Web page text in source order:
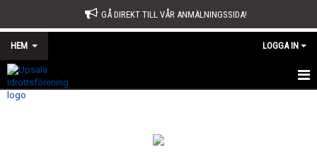
GÅ DIREKT TILL VÅR ANMÄLNINGSSIDA!
HEM LOGGA IN
START